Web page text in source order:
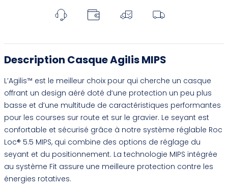
Description Casque Agilis MIPS
L’Agilis™ est le meilleur choix pour qui cherche un casque
offrant un design aéré doté d‘une protection un peu plus
basse et d’une multitude de caractéristiques performantes
pour les courses sur route et sur le gravier. Le seyant est
confortable et sécurisé grâce à notre système réglable Roc
Loc® 5.5 MIPS, qui combine des options de réglage du
seyant et du positionnement. La technologie MIPS intégrée
au système Fit assure une meilleure protection contre les
énergies rotatives.